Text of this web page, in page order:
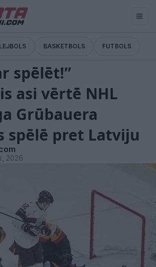
BASKETBOLS FUTBOLS
spēlēt!”
asi vērtē NHL
Grūbauera
spēlē pret Latviju
2026